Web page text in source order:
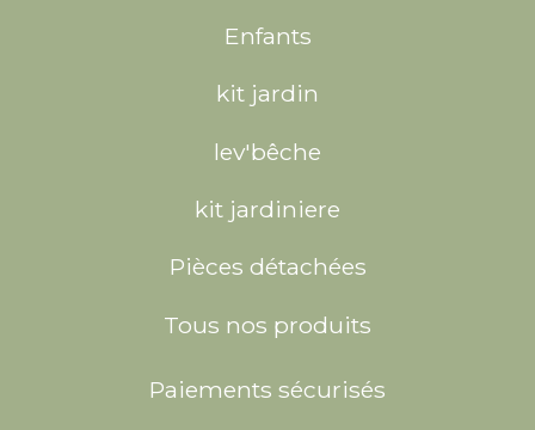
Enfants
kit jardin
lev'bêche
kit jardiniere
Pièces détachées
Tous nos produits
Paiements sécurisés